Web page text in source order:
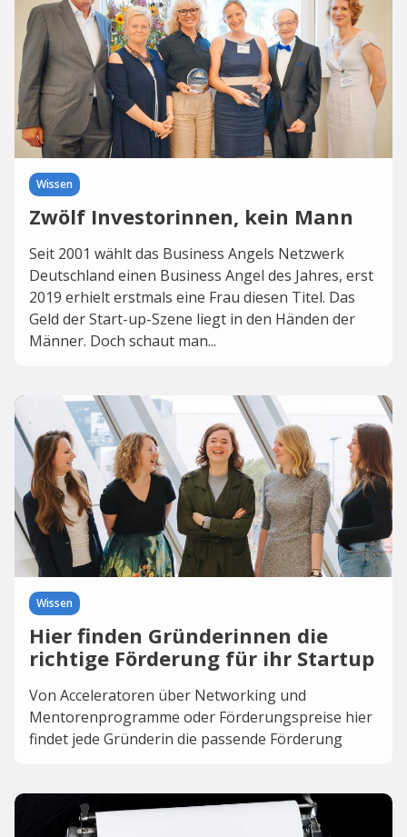
Wissen
Zwölf Investorinnen, kein Mann
Seit 2001 wählt das Business Angels Netzwerk
Deutschland einen Business Angel des Jahres, erst
2019 erhielt erstmals eine Frau diesen Titel. Das
Geld der Start-up-Szene liegt in den Händen der
Männer. Doch schaut man...
Wissen
Hier finden Gründerinnen die
richtige Förderung für ihr Startup
Von Acceleratoren über Networking und
Mentorenprogramme oder Förderungspreise hier
findet jede Gründerin die passende Förderung